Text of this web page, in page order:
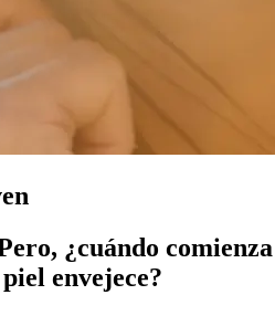
¿cuándo
envejece?